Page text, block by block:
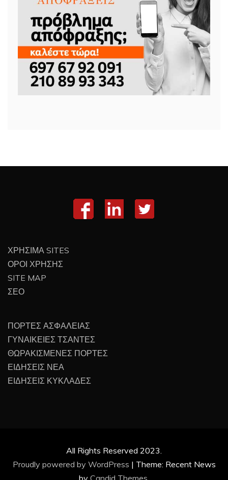
ΧΡΗΣΙΜΑ SITES
ΟΡΟΙ ΧΡΗΣΗΣ
SITE MAP
ΣΕΟ
ΠΟΡΤΕΣ ΑΣΦΑΛΕΙΑΣ
ΓΥΝΑΙΚΕΙΕΣ ΤΣΑΝΤΕΣ
ΘΩΡΑΚΙΣΜΕΝΕΣ ΠΟΡΤΕΣ
ΕΙΔΗΣΕΙΣ ΝΕΑ
ΕΙΔΗΣΕΙΣ ΚΥΚΛΑΔΕΣ
All Rights Reserved 2023.
Proudly powered by WordPress | Theme: Recent News